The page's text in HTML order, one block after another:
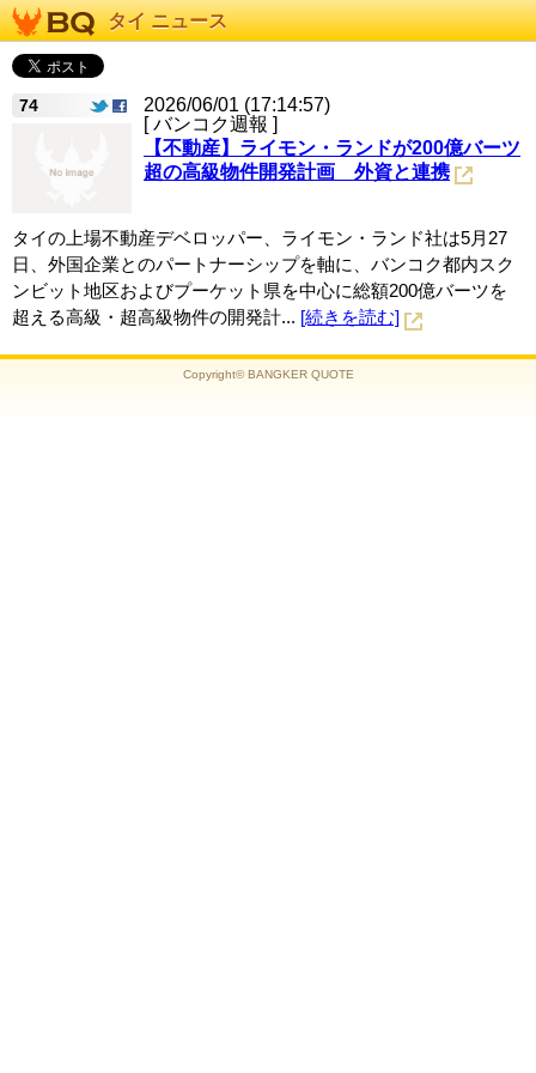
タイ ニュース
74
2026/06/01 (17:14:57)
[ バンコク週報 ]
【不動産】ライモン・ランドが200億バーツ
超の高級物件開発計画 外資と連携
タイの上場不動産デベロッパー、ライモン・ランド社は5月27
日、外国企業とのパートナーシップを軸に、バンコク都内スク
ンビット地区およびプーケット県を中心に総額200億バーツを
超える高級・超高級物件の開発計... [続きを読む]
Copyright© BANGKER QUOTE